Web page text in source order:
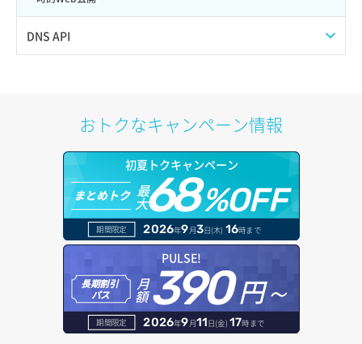
サーバー利用状況グラフ（トラフィック）
サーバー削除
サーバー操作（起動/停止/再起動/強制停止）
サーバー設定切替
サーバー詳細一覧取得
サーバー詳細取得
ポート作成（ローカルネットワーク用）
ポート詳細取得
リスナー詳細取得
ロードバランサー詳細取得
ロードバランサー追加
DNS API
ドメイン情報登録
ドメイン詳細取得
レコード一覧取得
レコード作成
おトクなキャンペーン情報
初夏トクキャンペーン
まとめトク 最
大68%OFF
期間限定 2026年9月3日(木) 16時まで
PULSE!
長期割引
パス
月
額390円～
期間限定 2026年9月11日(金) 17時まで